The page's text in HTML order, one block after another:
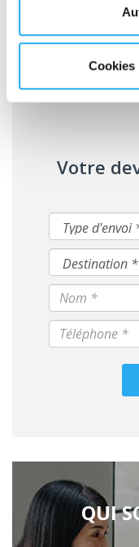
Cookies
protection optimale de
Votre
QUI